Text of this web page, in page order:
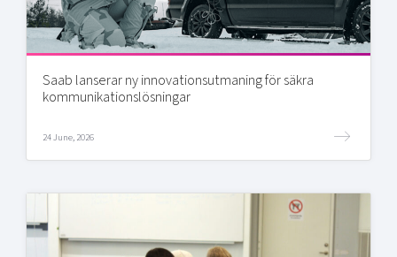
Saab lanserar ny innovationsutmaning för säkra
kommunikationslösningar
24 June, 2026